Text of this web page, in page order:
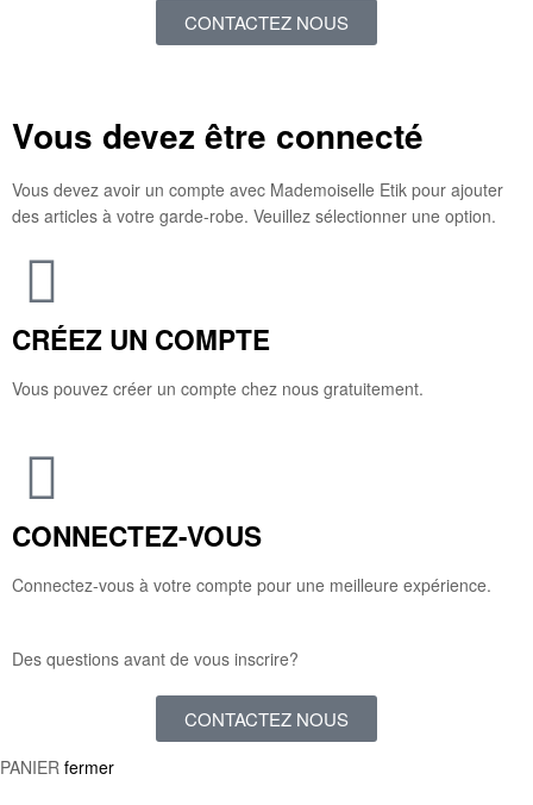
CONTACTEZ NOUS
Vous devez être connecté
Vous devez avoir un compte avec Mademoiselle Etik pour ajouter
des articles à votre garde-robe. Veuillez sélectionner une option.
CRÉEZ UN COMPTE
Vous pouvez créer un compte chez nous gratuitement.
CONNECTEZ-VOUS
Connectez-vous à votre compte pour une meilleure expérience.
Des questions avant de vous inscrire?
CONTACTEZ NOUS
PANIER fermer